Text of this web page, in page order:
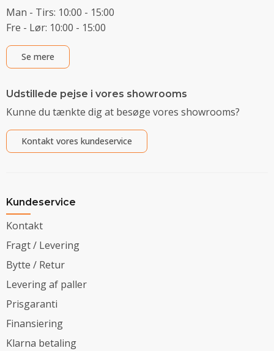
Man - Tirs: 10:00 - 15:00
Fre - Lør: 10:00 - 15:00
Se mere
Udstillede pejse i vores showrooms
Kunne du tænkte dig at besøge vores showrooms?
Kontakt vores kundeservice
Kundeservice
Kontakt
Fragt / Levering
Bytte / Retur
Levering af paller
Prisgaranti
Finansiering
Klarna betaling